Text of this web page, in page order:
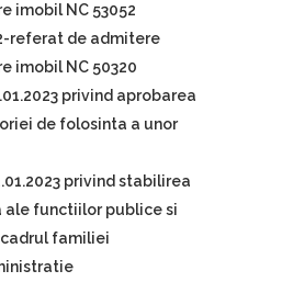
imobil NC 53052
referat de admitere
imobil NC 50320
privind aprobarea
de folosinta a unor
privind stabilirea
ale functiilor publice si
familiei